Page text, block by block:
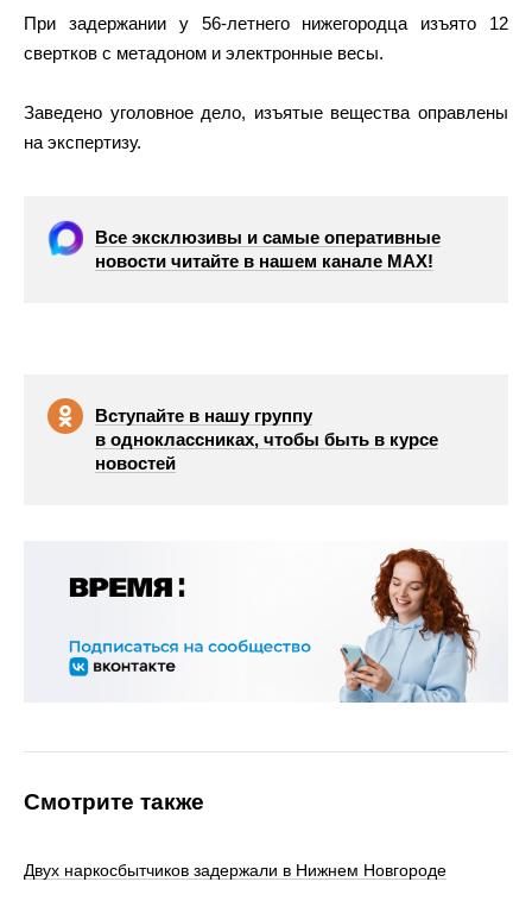
При задержании у 56-летнего нижегородца изъято 12
свертков с метадоном и электронные весы.
Заведено уголовное дело, изъятые вещества оправлены
на экспертизу.
Все эксклюзивы и самые оперативные
новости читайте в нашем канале МАХ!
Вступайте в нашу группу
в одноклассниках, чтобы быть в курсе
новостей
Смотрите также
Двух наркосбытчиков задержали в Нижнем Новгороде